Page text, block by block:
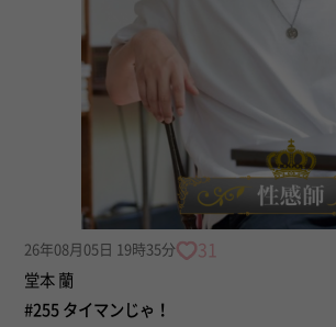
26年08月05日 19時35分 31
堂本 蘭
#255 タイマンじゃ！